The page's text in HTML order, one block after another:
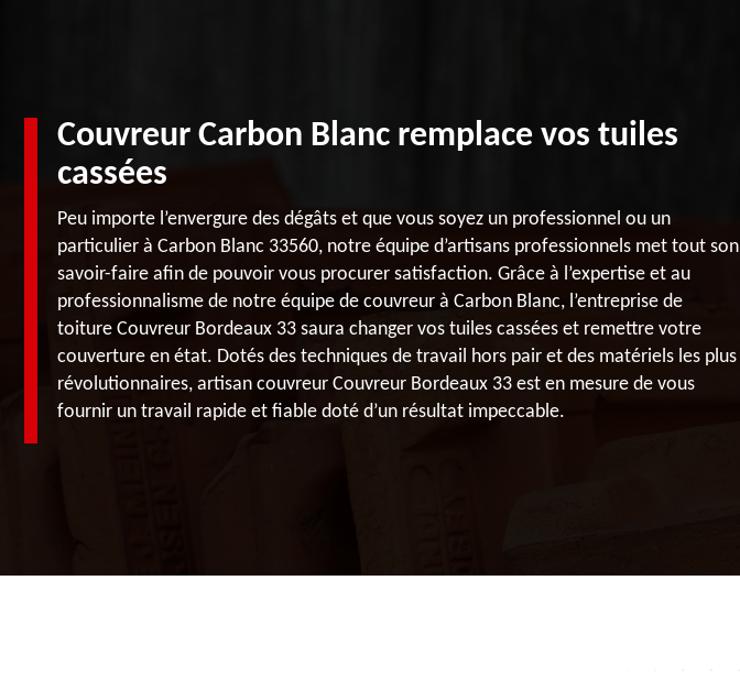
Couvreur Carbon Blanc remplace vos tuiles
cassées
Peu importe l’envergure des dégâts et que vous soyez un professionnel ou un
particulier à Carbon Blanc 33560, notre équipe d’artisans professionnels met tout son
savoir-faire afin de pouvoir vous procurer satisfaction. Grâce à l’expertise et au
professionnalisme de notre équipe de couvreur à Carbon Blanc, l’entreprise de
toiture Couvreur Bordeaux 33 saura changer vos tuiles cassées et remettre votre
couverture en état. Dotés des techniques de travail hors pair et des matériels les plus
révolutionnaires, artisan couvreur Couvreur Bordeaux 33 est en mesure de vous
fournir un travail rapide et fiable doté d’un résultat impeccable.